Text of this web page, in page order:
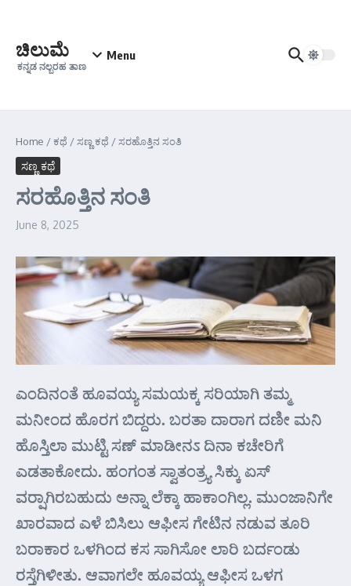
ಚಿಲುಮೆ
ಕನ್ನಡ ನಲ್ಬರಹ ತಾಣ
Menu
Home /ಕಥೆ /ಸಣ್ಣ ಕಥೆ /ಸರಹೊತ್ತಿನ ಸಂತಿ
ಸಣ್ಣ ಕಥೆ
ಸರಹೊತ್ತಿನ ಸಂತಿ
June 8, 2025
ಎಂದಿನಂತೆ ಹೂವಯ್ಯ ಸಮಯಕ್ಕ ಸರಿಯಾಗಿ ತಮ್ಮ
ಮನೀಂದ ಹೊರಗ ಬಿದ್ದರು. ಬರತಾ ದಾರಾಗ ದಣೀ ಮನಿ
ಹೊಸ್ತಿಲಾ ಮುಟ್ಟಿ ಸಣ್ ಮಾಡೀನಽ ದಿನಾ ಕಚೇರಿಗೆ
ಎಡತಾಕೋದು. ಹಂಗಂತ ಸ್ವಾತಂತ್ರ್ಯ ಸಿಕ್ಕು ಏಸ್
ವರ್‍ಷಾಗಿರಬಹುದು ಅನ್ನಾ ಲೆಕ್ಕಾ ಹಾಕಾಂಗಿಲ್ಲ. ಮುಂಜಾನಿಗೇ
ಖಾರವಾದ ಎಳೆ ಬಿಸಿಲು ಆಫೀಸ ಗೇಟಿನ ನಡುವ ತೂರಿ
ಬರಾಕಾರ ಒಳಗಿಂದ ಕಸ ಸಾಗಿಸೋ ಲಾರಿ ಬರ್ದಂಡು
ರಸ್ತೆಗಿಳೀತು. ಆವಾಗಲೇ ಹೂವಯ್ಯ ಆಫೀಸ ಒಳಗ